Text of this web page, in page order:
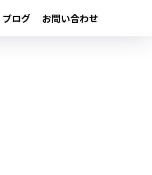
ブログ お問い合わせ